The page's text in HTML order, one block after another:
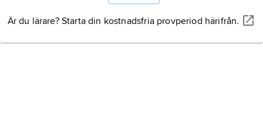
Är du lärare? Starta din kostnadsfria provperiod härifrån.